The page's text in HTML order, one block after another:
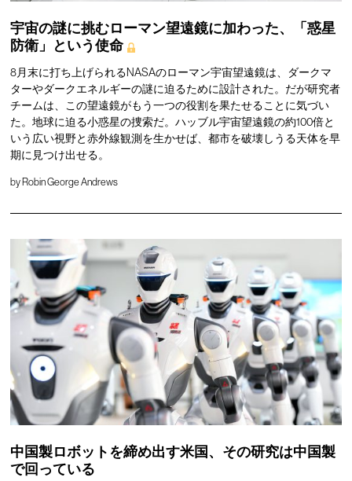
宇宙の謎に挑むローマン望遠鏡に加わった、「惑星
防衛」という使命
8月末に打ち上げられるNASAのローマン宇宙望遠鏡は、ダークマ
ターやダークエネルギーの謎に迫るために設計された。だが研究者
チームは、この望遠鏡がもう一つの役割を果たせることに気づい
た。地球に迫る小惑星の捜索だ。ハッブル宇宙望遠鏡の約100倍と
いう広い視野と赤外線観測を生かせば、都市を破壊しうる天体を早
期に見つけ出せる。
by Robin George Andrews
中国製ロボットを締め出す米国、その研究は中国製
で回っている